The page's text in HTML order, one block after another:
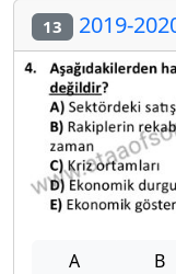
13 2019-
A B